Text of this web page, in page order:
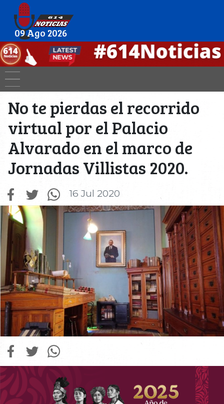
09 Ago 2026
No te pierdas el recorrido
virtual por el Palacio
Alvarado en el marco de
Jornadas Villistas 2020.
16 Jul 2020